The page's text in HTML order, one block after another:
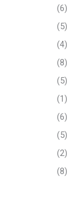
(6)
(5)
(4)
(8)
(5)
(1)
(6)
(5)
(2)
(8)